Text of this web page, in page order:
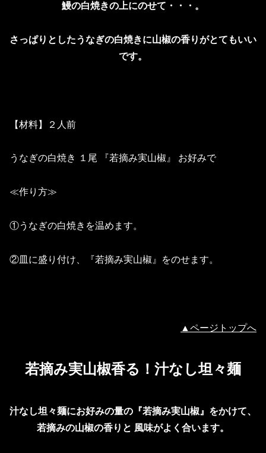
鰻の白焼きの上にのせて・・・。
さっぱりとしたうなぎの白焼きに山椒の香りがとてもいい
です。
【材料】２人前
うなぎの白焼き １尾 『若摘み実山椒』 お好みで
≪作り方≫
①うなぎの白焼きを温めます。
②皿に盛り付け、『若摘み実山椒』をのせます。
▲ページトップへ
若摘み実山椒香る！汁なし坦々麺
汁なし坦々麺にお好みの量の『若摘み実山椒』をかけて、
若摘みの山椒の香りと 風味がよく合います。